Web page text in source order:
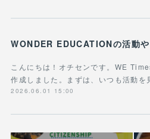
こんにちは！オチセンです。WE
作成しました。まずは、いつも活動
2026.06.01 15:00